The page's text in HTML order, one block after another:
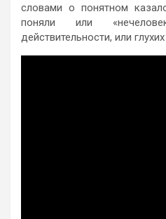
словами о понятном
поняли или
действительности, или